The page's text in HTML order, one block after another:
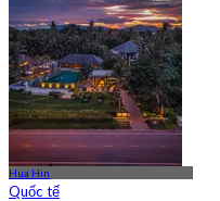
Hua Hin
Quốc tế